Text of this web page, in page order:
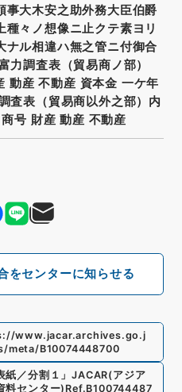
をセンターに知らせる
事大木安之助外務大臣伯爵
々ノ想像ニ止クテ素ヨリ
ナル相違ハ無之管ニ付御合
力調査表（貿易商ノ部）
動産 不動産 資本金 一ケ年
査表（貿易商以外之部）内
号 財産 動産 不動産
www.jacar.archives.go.j
meta/B10074448700
紙／分割１ 」JACAR(アジア
料センター) Ref.B100744487